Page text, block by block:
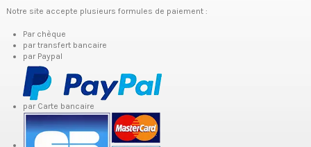
Notre site accepte plusieurs formules de paiement :
Par chèque
par transfert bancaire
par Paypal
par Carte bancaire